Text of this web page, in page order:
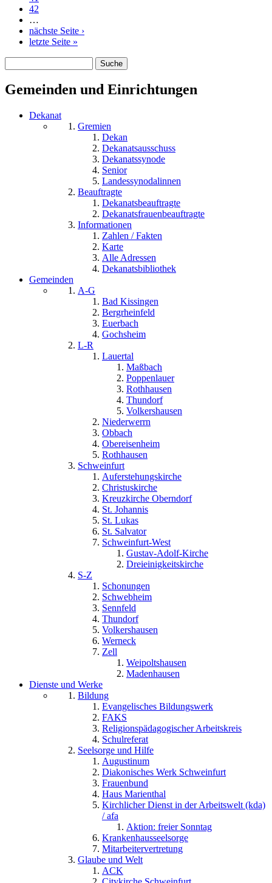
42
…
nächste Seite ›
letzte Seite »
Gemeinden und Einrichtungen
Dekanat
Gremien
Dekan
Dekanatsausschuss
Dekanatssynode
Senior
Landessynodalinnen
Beauftragte
Dekanatsbeauftragte
Dekanatsfrauenbeauftragte
Informationen
Zahlen / Fakten
Karte
Alle Adressen
Dekanatsbibliothek
Gemeinden
A-G
Bad Kissingen
Bergrheinfeld
Euerbach
Gochsheim
L-R
Lauertal
Maßbach
Poppenlauer
Rothhausen
Thundorf
Volkershausen
Niederwerrn
Obbach
Obereisenheim
Rothhausen
Schweinfurt
Auferstehungskirche
Christuskirche
Kreuzkirche Oberndorf
St. Johannis
St. Lukas
St. Salvator
Schweinfurt-West
Gustav-Adolf-Kirche
Dreieinigkeitskirche
S-Z
Schonungen
Schwebheim
Sennfeld
Thundorf
Volkershausen
Werneck
Zell
Weipoltshausen
Madenhausen
Dienste und Werke
Bildung
Evangelisches Bildungswerk
FAKS
Religionspädagogischer Arbeitskreis
Schulreferat
Seelsorge und Hilfe
Augustinum
Diakonisches Werk Schweinfurt
Frauenbund
Haus Marienthal
Kirchlicher Dienst in der Arbeitswelt (kda)
/ afa
Aktion: freier Sonntag
Krankenhausseelsorge
Mitarbeitervertretung
Glaube und Welt
ACK